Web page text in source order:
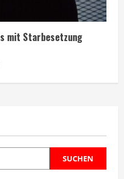
mit Starbesetzung
SUCHEN